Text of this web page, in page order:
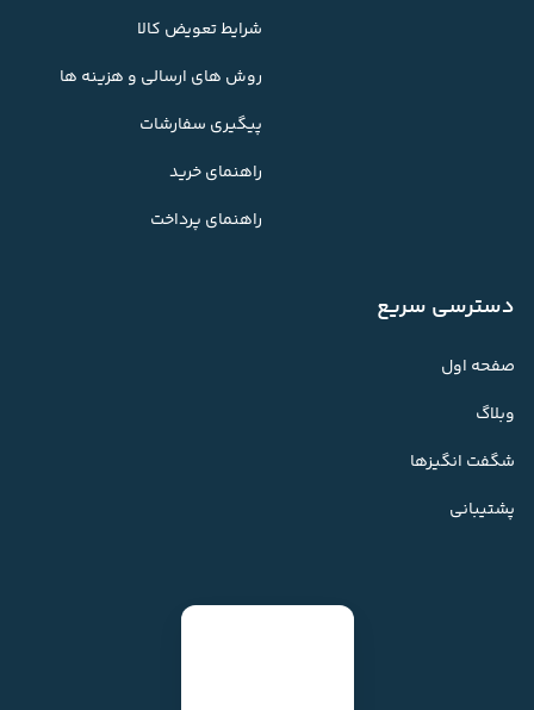
شرایط تعویض کالا
روش های ارسالی و هزینه ها
پیگیری سفارشات
راهنمای خرید
راهنمای پرداخت
دسترسی سریع
صفحه اول
وبلاگ
شگفت انگیزها
پشتیبانی